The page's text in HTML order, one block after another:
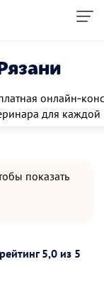
для
показать
5,0 из 5